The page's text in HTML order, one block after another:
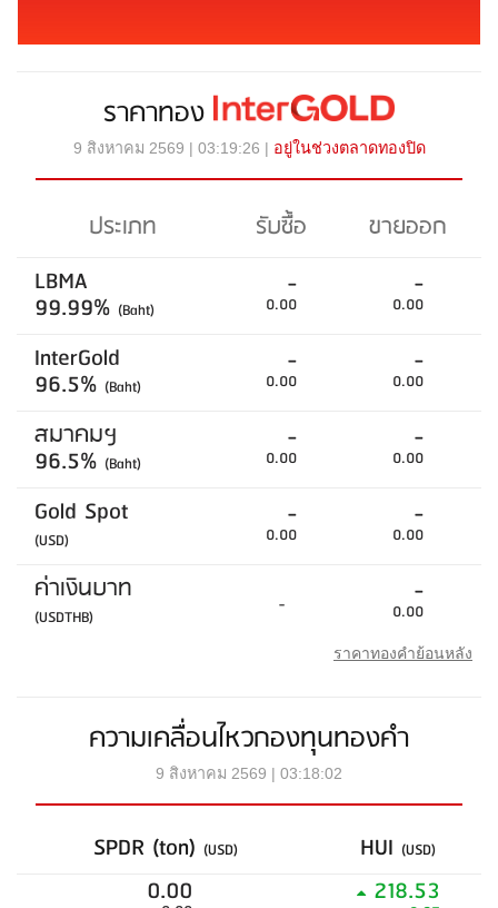
ราคาทอง
9 สิงหาคม 2569 | 03:19:26 | อยู่ในช่วงตลาดทองปิด
ประเภท รับซื้อ
ขายออก
LBMA
99.99% (Baht)
-
0.00
-
0.00
InterGold
96.5% (Baht)
-
0.00
-
0.00
สมาคมฯ
96.5% (Baht)
-
0.00
-
0.00
Gold Spot
(USD)
-
0.00
-
0.00
ค่าเงินบาท
(USDTHB) - -
0.00
ราคาทองคำย้อนหลัง
ความเคลื่อนไหวกองทุนทองคำ
9 สิงหาคม 2569 | 03:18:02
SPDR (ton) (USD) HUI (USD)
0.00 218.53